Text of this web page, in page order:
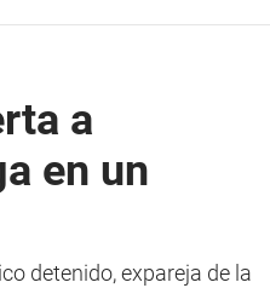
a
en un
detenido, expareja de la